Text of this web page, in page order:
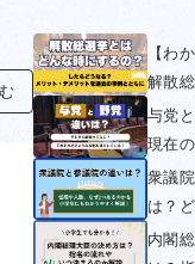
【わ
解散
時に
うな
メリ
とと
与党
現在
衆議
の関
解説！
衆議
は？
や与
内閣